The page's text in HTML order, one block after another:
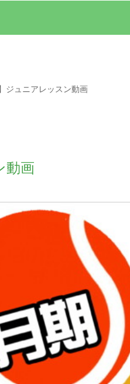
ジュニアレッスン動画
動画